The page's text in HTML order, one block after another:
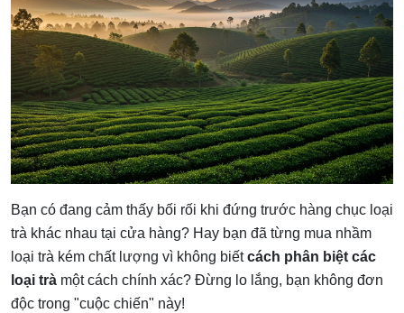
Bạn có đang cảm thấy bối rối khi đứng trước hàng chục loại
trà khác nhau tại cửa hàng? Hay bạn đã từng mua nhầm
loại trà kém chất lượng vì không biếtcách phân biệt các
loại trà một cách chính xác? Đừng lo lắng, bạn không đơn
độc trong "cuộc chiến" này!